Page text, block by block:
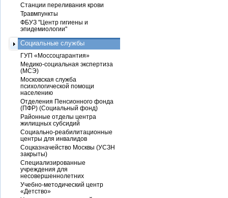
Станции переливания крови
Травмпункты
ФБУЗ "Центр гигиены и
эпидемиологии"
Социальные службы
ГУП «Моссоцгарантия»
Медико-социальная экспертиза
(МСЭ)
Московская служба
психологической помощи
населению
Отделения Пенсионного фонда
(ПФР) (Социальный фонд)
Районные отделы центра
жилищных субсидий
Социально-реабилитационные
центры для инвалидов
Соцказначейство Москвы (УСЗН
закрыты)
Специализированные
учреждения для
несовершеннолетних
Учебно-методический центр
«Детство»